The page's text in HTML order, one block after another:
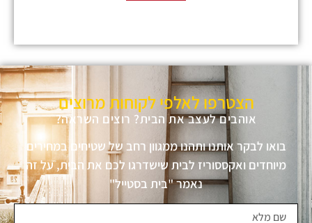
הצטרפו לאלפי לקוחות מרוצים
אוהבים לעצב את הבית? רוצים השראה?
בואו לבקר אותנו ותהנו ממגוון רחב של שטיחים במחירים
מיוחדים ואקססוריז לבית שישדרגו לכם את הבית, על זה
נאמר "בית בסטייל"